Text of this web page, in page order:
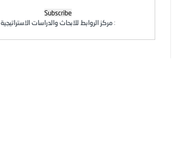
:مركز الروابط للابحاث والدراسات الاستراتيجية